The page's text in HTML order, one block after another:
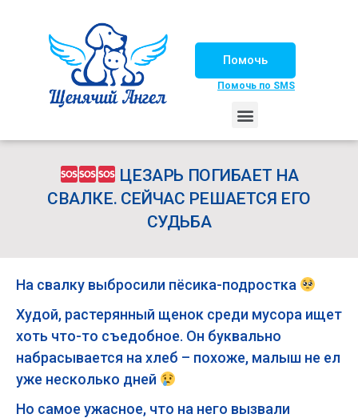
Помочь
Помочь по SMS
ЦЕЗАРЬ ПОГИБАЕТ НА
СВАЛКЕ. СЕЙЧАС РЕШАЕТСЯ ЕГО
СУДЬБА
На свалку выбросили пёсика-подростка
Худой, растерянный щенок среди мусора ищет
хоть что-то съедобное. Он буквально
набрасывается на хлеб – похоже, малыш не ел
уже несколько дней
Но самое ужасное, что на него вызвали